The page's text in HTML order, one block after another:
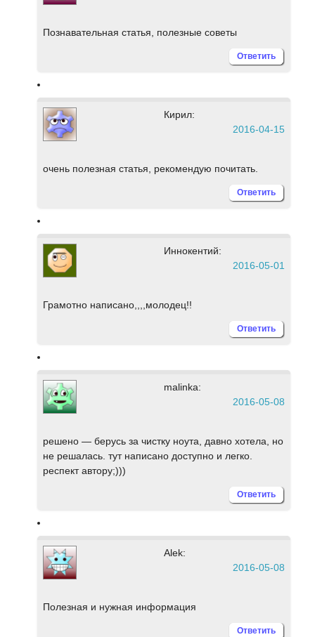
Познавательная статья, полезные советы
Ответить
Кирил:
2016-04-15
очень полезная статья, рекомендую почитать.
Ответить
Иннокентий:
2016-05-01
Грамотно написано,,,,молодец!!
Ответить
malinka:
2016-05-08
решено — берусь за чистку ноута, давно хотела, но
не решалась. тут написано доступно и легко.
респект автору;)))
Ответить
Alek:
2016-05-08
Полезная и нужная информация
Ответить